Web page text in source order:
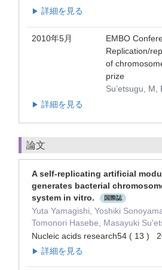
▶ 詳細を見る
2010年5月
EMBO
Replication/
of
prize
Su’etsugu, M,
▶ 詳細を見る
論文
A self-replicating artificial
generates bacterial
system in vitro.
国際誌
Yuta Yamagishi, Yoshiki
Tomonori Hasebe, Masayuki
Nucleic acids research54 ( 13 )
▶ 詳細を見る